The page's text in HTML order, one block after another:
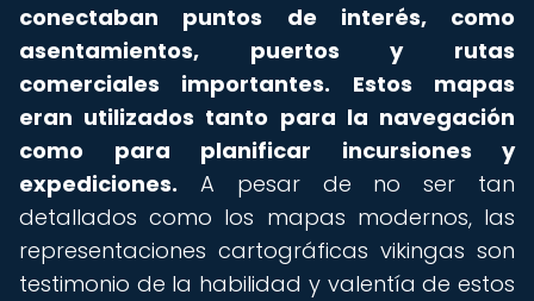
conectaban puntos de interés, como
asentamientos, puertos y rutas
comerciales importantes.
Estos mapas
eran utilizados tanto para la navegación
como para planificar incursiones y
expediciones. A pesar de no ser tan
detallados como los mapas modernos, las
representaciones cartográficas vikingas son
testimonio de la habilidad y valentía de estos